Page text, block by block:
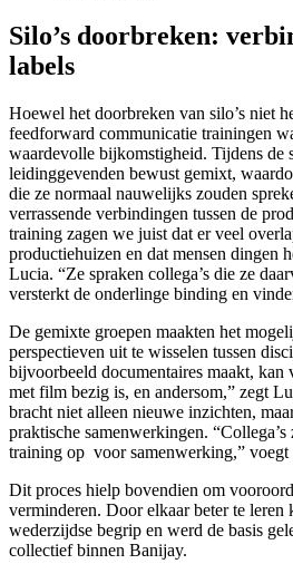
Silo’s doorbreken:
labels
Hoewel het doorbreken van silo’s niet
feedforward communicatie trainingen
waardevolle bijkomstigheid. Tijdens de
leidinggevenden bewust gemixt,
die ze normaal nauwelijks zouden
verrassende verbindingen tussen de
training zagen we juist dat er veel
productiehuizen en dat mensen dingen
Lucia. “Ze spraken collega’s die ze
versterkt de onderlinge binding en
De gemixte groepen maakten het
perspectieven uit te wisselen tussen
bijvoorbeeld documentaires maakt, kan
met film bezig is, en andersom,” zegt
bracht niet alleen nieuwe inzichten,
praktische samenwerkingen.
training op voor samenwerking,” voegt
Dit proces hielp bovendien om
verminderen. Door elkaar beter te leren
wederzijdse begrip en werd de basis
collectief binnen Banijay.